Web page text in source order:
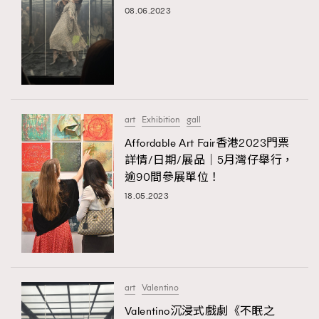
08.06.2023
art Exhibition gall
Affordable Art Fair香港2023門票
詳情/日期/展品｜5月灣仔舉行，
逾90間參展單位！
18.05.2023
art Valentino
Valentino沉浸式戲劇《不眠之